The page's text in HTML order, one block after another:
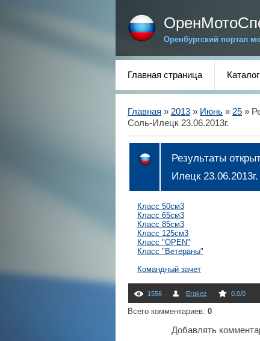
Оренбургский портал
Главная страница
Главная » 2013 » Июнь » 25 »
Соль-Илецк 23.06.2013г.
Результаты
Илецк 23.06.2013г.
Класс 50см3
Класс 65см3
Класс 85см3
Класс 125см3
Класс "OPEN"
Класс "Ветераны"
Командный зачет
1556 Erakez 0.0/0
Всего комментариев: 0
Добавлять